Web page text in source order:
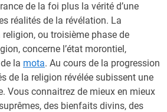
de la foi plus la vérité d’une
réalités de la révélation. La
ou troisième phase de
concerne l’état morontiel,
la mota. Au cours de la progression
de la religion révélée subissent une
Vous connaitrez de mieux en mieux
des bienfaits divins, des